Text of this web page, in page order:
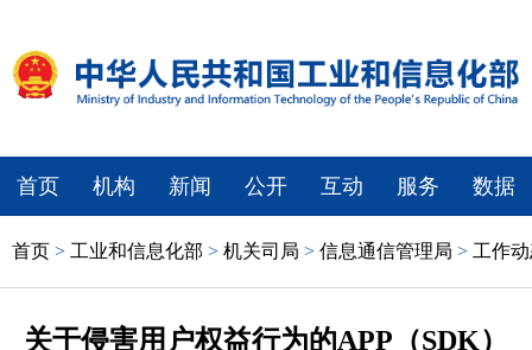
首页 机构 新闻 公开 互动 服务 数据
首页 > 工业和信息化部 > 机关司局 > 信息通信管理局 > 工作
关于侵害用户权益行为的APP（SDK）